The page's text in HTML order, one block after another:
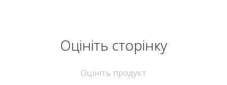
Оцініть cторінку
Оцініть продукт